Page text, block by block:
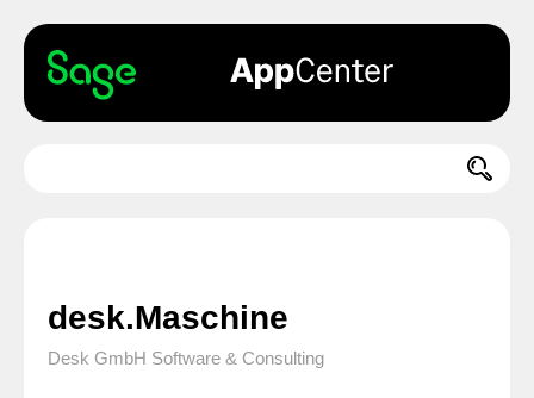
desk.Maschine
Desk GmbH Software & Consulting